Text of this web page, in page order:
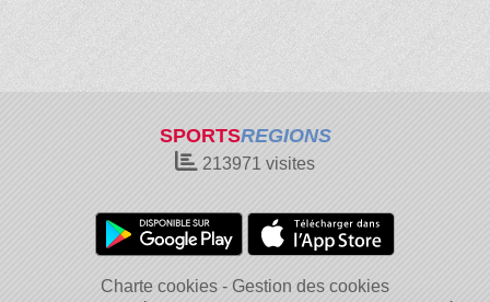
SPORTSREGIONS
213971 visites
Charte cookies
Gestion des cookies